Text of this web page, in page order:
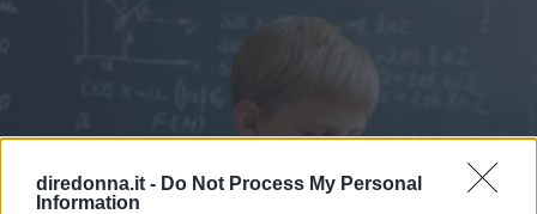
diredonna.it - Do Not Process My Personal
Information